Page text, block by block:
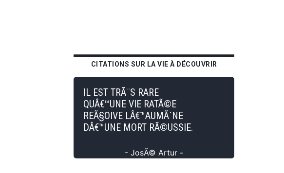
CITATIONS SUR LA VIE À DÉCOUVRIR
IL EST TRÃ¨S RARE
QUÂ€™UNE VIE RATÃ©E
REÃ§OIVE LÂ€™AUMÃ´NE
DÂ€™UNE MORT RÃ©USSIE.
- JosÃ© Artur -